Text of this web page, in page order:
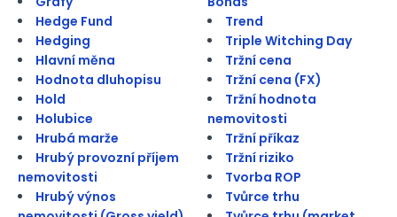
Hedge Fund
Hedging
Hlavní měna
Hodnota dluhopisu
Hold
Holubice
Hrubá marže
Hrubý provozní příjem
nemovitosti
Hrubý výnos
Trend
Triple Witching Day
Tržní cena
Tržní cena (FX)
Tržní hodnota
nemovitosti
Tržní příkaz
Tržní riziko
Tvorba ROP
Tvůrce trhu